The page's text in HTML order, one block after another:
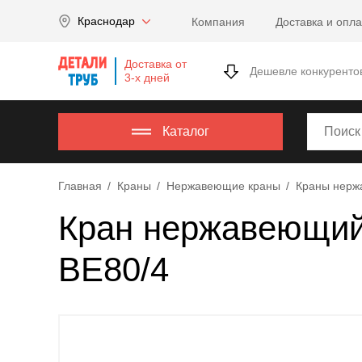
Краснодар Компания Доставка и
Доставка от
3-х дней
Дешевле
Каталог
Главная Краны Нержавеющие краны Краны
Кран
BE80/4
Московская